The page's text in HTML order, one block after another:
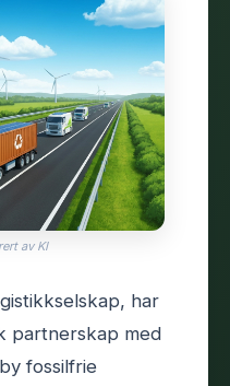
av KI
har
partnerskap med
fossilfrie